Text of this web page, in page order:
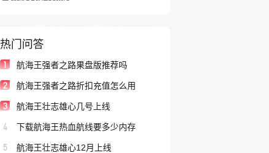
热门问答
1 航海王强者之路果盘版推荐吗
2 航海王强者之路折扣充值怎么用
3 航海王壮志雄心几号上线
4 下载航海王热血航线要多少内存
5 航海王壮志雄心12月上线